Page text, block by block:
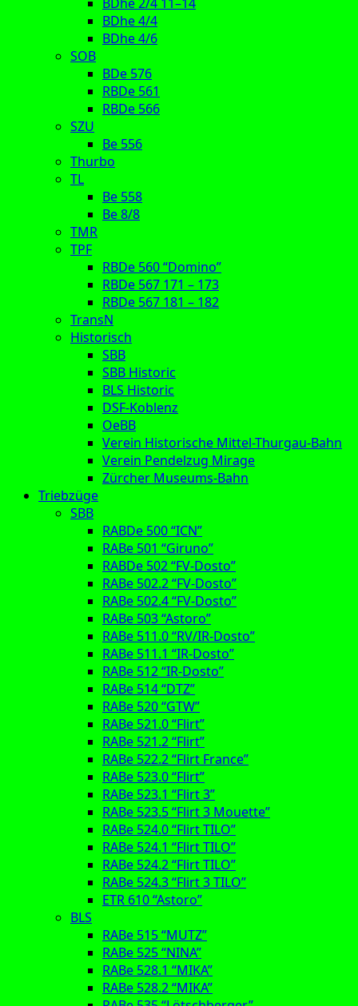
BDhe 4/4
BDhe 4/6
SOB
BDe 576
RBDe 561
RBDe 566
SZU
Be 556
Thurbo
TL
Be 558
Be 8/8
TMR
TPF
RBDe 560 “Domino”
RBDe 567 171 – 173
RBDe 567 181 – 182
TransN
Historisch
SBB
SBB Historic
BLS Historic
DSF-Koblenz
OeBB
Verein Historische Mittel-Thurgau-Bahn
Verein Pendelzug Mirage
Zürcher Museums-Bahn
Triebzüge
SBB
RABDe 500 “ICN”
RABe 501 “Giruno”
RABDe 502 “FV-Dosto”
RABe 502.2 “FV-Dosto”
RABe 502.4 “FV-Dosto”
RABe 503 “Astoro”
RABe 511.0 “RV/IR-Dosto”
RABe 511.1 “IR-Dosto”
RABe 512 “IR-Dosto”
RABe 514 “DTZ”
RABe 520 “GTW”
RABe 521.0 “Flirt”
RABe 521.2 “Flirt”
RABe 522.2 “Flirt France”
RABe 523.0 “Flirt”
RABe 523.1 “Flirt 3”
RABe 523.5 “Flirt 3 Mouette”
RABe 524.0 “Flirt TILO”
RABe 524.1 “Flirt TILO”
RABe 524.2 “Flirt TILO”
RABe 524.3 “Flirt 3 TILO”
ETR 610 “Astoro”
BLS
RABe 515 “MUTZ”
RABe 525 “NINA”
RABe 528.1 “MIKA”
RABe 528.2 “MIKA”